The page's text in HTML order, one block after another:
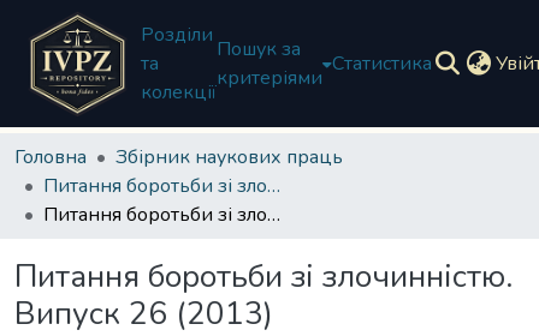
Розділи
та
колекції
Пошук за
критеріями
Статистика
Головна
Збірник наукових праць
Питання боротьби зі злочинністю
Питання боротьби зі злочинністю. Випуск 26 (2013)
Питання боротьби зі злочинністю.
Випуск 26 (2013)